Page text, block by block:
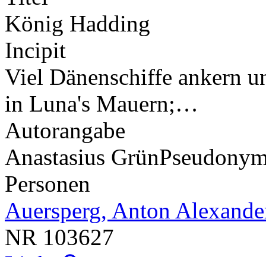
König Hadding
Incipit
Viel Dänenschiffe ankern
in Luna's Mauern;…
Autorangabe
Anastasius Grün
Personen
Auersperg, Anton
NR 103627